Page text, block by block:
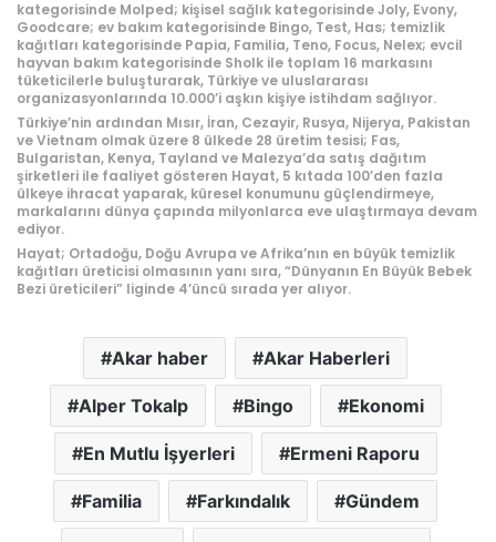
kategorisinde Molped; kişisel sağlık kategorisinde Joly, Evony,
Goodcare; ev bakım kategorisinde Bingo, Test, Has; temizlik
kağıtları kategorisinde Papia, Familia, Teno, Focus, Nelex; evcil
hayvan bakım kategorisinde Sholk ile toplam 16 markasını
tüketicilerle buluşturarak, Türkiye ve uluslararası
organizasyonlarında 10.000’i aşkın kişiye istihdam sağlıyor.
Türkiye’nin ardından Mısır, İran, Cezayir, Rusya, Nijerya, Pakistan
ve Vietnam olmak üzere 8 ülkede 28 üretim tesisi; Fas,
Bulgaristan, Kenya, Tayland ve Malezya’da satış dağıtım
şirketleri ile faaliyet gösteren Hayat, 5 kıtada 100’den fazla
ülkeye ihracat yaparak, küresel konumunu güçlendirmeye,
markalarını dünya çapında milyonlarca eve ulaştırmaya devam
ediyor.
Hayat; Ortadoğu, Doğu Avrupa ve Afrika’nın en büyük temizlik
kağıtları üreticisi olmasının yanı sıra, “Dünyanın En Büyük Bebek
Bezi üreticileri” liginde 4’üncü sırada yer alıyor.
Akar haber Akar Haberleri
Alper Tokalp Bingo Ekonomi
En Mutlu İşyerleri Ermeni Raporu
Familia Farkındalık Gündem